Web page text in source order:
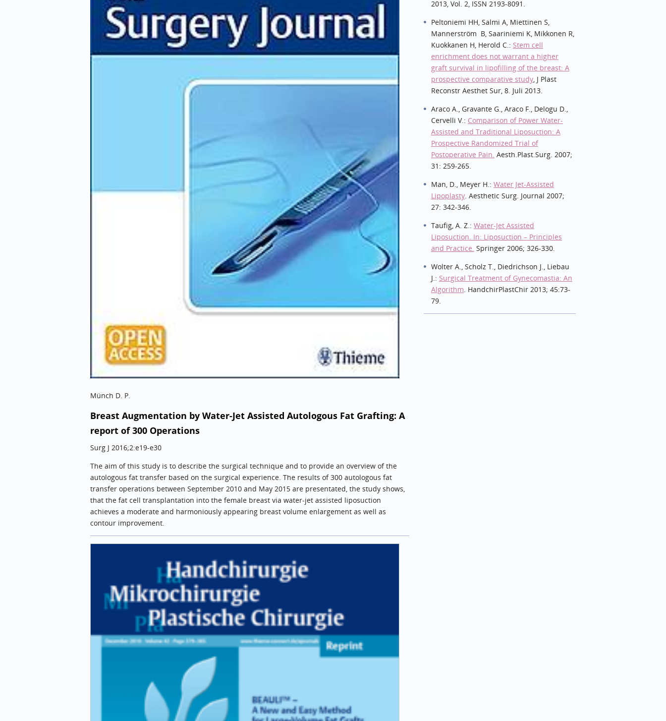
Münch D. P.
Breast Augmentation by Water-Jet Assisted Autologous Fat Grafting: A
report of 300 Operations
Surg J 2016;2:e19-e30
The aim of this study is to describe the surgical technique and to provide an overview of the
autologous fat transfer based on the surgical experience. The results of 300 autologous fat
transfer operations between September 2010 and May 2015 are presentated, the study shows,
that the fat cell transplantation into the female breast via water-jet assisted liposuction
achieves a moderate and harmoniously appearing breast volume enlargement as well as
contour improvement.
2013, Vol. 2, ISSN 2193-8091.
Peltoniemi HH, Salmi A, Miettinen S,
Mannerström B, Saariniemi K, Mikkonen R,
Kuokkanen H, Herold C.: Stem cell
enrichment does not warrant a higher
graft survival in lipofilling of the breast: A
prospective comparative study, J Plast
Reconstr Aesthet Sur, 8. Juli 2013.
Araco A., Gravante G., Araco F., Delogu D.,
Cervelli V.: Comparison of Power Water-
Assisted and Traditional Liposuction: A
Prospective Randomized Trial of
Postoperative Pain. Aesth.Plast.Surg. 2007;
31: 259-265.
Man, D., Meyer H.: Water Jet-Assisted
Lipoplasty. Aesthetic Surg. Journal 2007;
27: 342-346.
Taufig, A. Z.: Water-Jet Assisted
Liposuction. In: Liposuction – Principles
and Practice. Springer 2006; 326-330.
Wolter A., Scholz T., Diedrichson J., Liebau
J.: Surgical Treatment of Gynecomastia: An
Algorithm . HandchirPlastChir 2013; 45:73-
79.